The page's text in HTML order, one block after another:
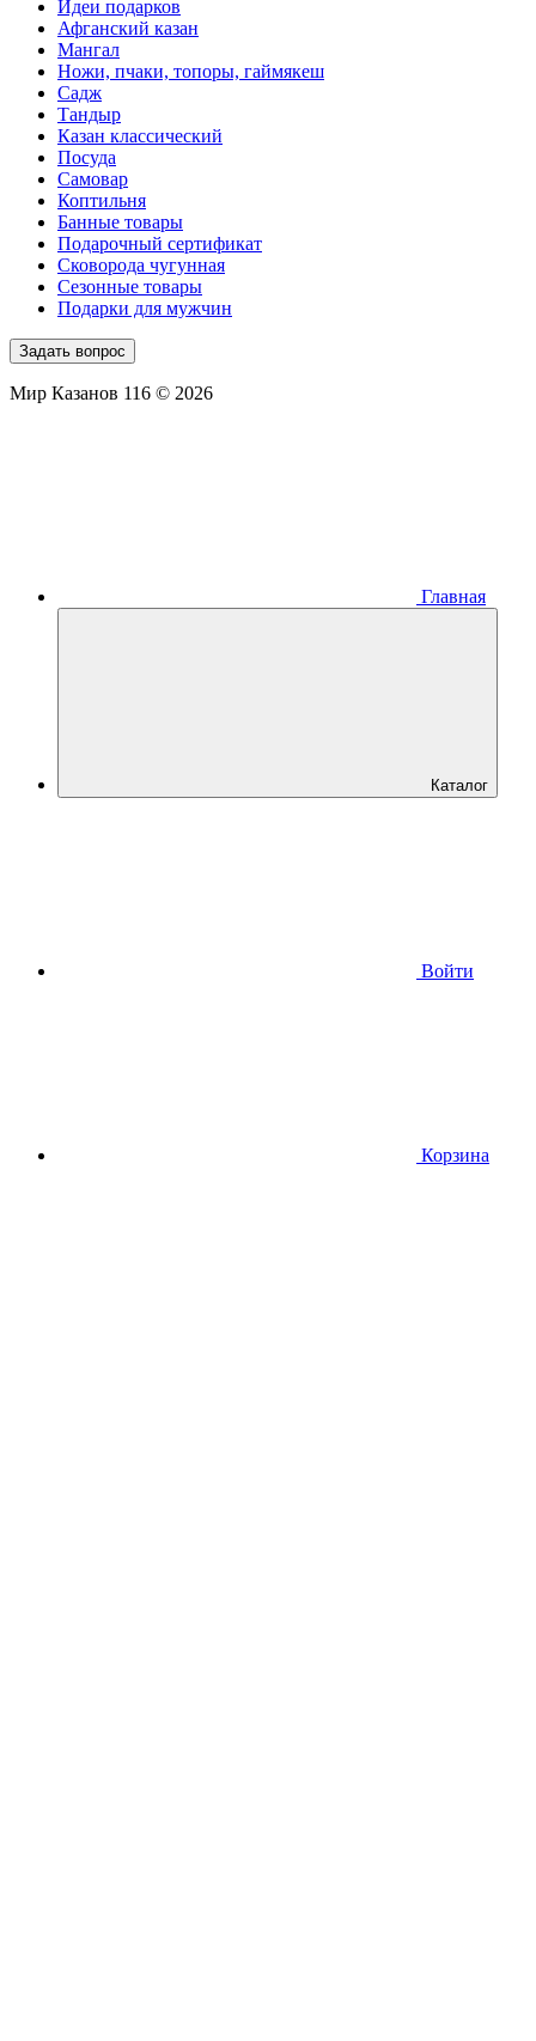
Идеи подарков
Афганский казан
Мангал
Ножи, пчаки, топоры, гаймякеш
Садж
Тандыр
Казан классический
Посуда
Самовар
Коптильня
Банные товары
Подарочный сертификат
Сковорода чугунная
Сезонные товары
Подарки для мужчин
Задать вопрос
Мир Казанов 116 © 2026
Главная
Каталог
Войти
Корзина